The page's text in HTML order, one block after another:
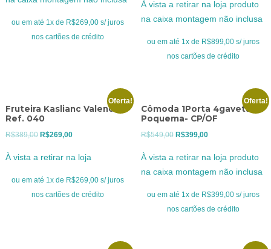
R$369,00.R$269,00.
ou em até 1x de R$269,00 s/ juros
nos cartões de crédito
R$1.199,00.
atual
R$899,00.
À vista a retirar na loja produto
na caixa montagem não inclusa
ou em até 1x de R$899,00 s/ juros
nos cartões de crédito
Oferta!
Fruteira Kaslianc Valencia
Ref. 040
R$389,00 O
original
era:
R$389,00.
R$269,00O
atual
é:
R$269,00.
À vista a retirar na loja
ou em até 1x de R$269,00 s/ juros
nos cartões de crédito
Oferta!
Cômoda 1Porta 4gavetas
Poquema- CP/OF
R$549,00 O
original
era:
R$549,00.
R$399,00O
atual
é:
R$399,00.
À vista a retirar na loja produto
na caixa montagem não inclusa
ou em até 1x de R$399,00 s/ juros
nos cartões de crédito